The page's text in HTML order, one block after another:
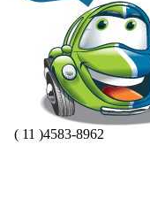
( 11 )4583-8962